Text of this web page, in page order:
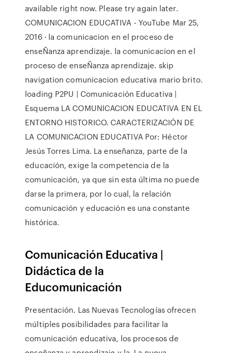
available right now. Please try again later.
COMUNICACION EDUCATIVA - YouTube Mar 25,
2016 · la comunicacion en el proceso de
enseÑanza aprendizaje. la comunicacion en el
proceso de enseÑanza aprendizaje. skip
navigation comunicacion educativa mario brito.
loading P2PU | Comunicación Educativa |
Esquema LA COMUNICACION EDUCATIVA EN EL
ENTORNO HISTORICO. CARACTERIZACIÓN DE
LA COMUNICACION EDUCATIVA Por: Héctor
Jesús Torres Lima. La enseñanza, parte de la
educación, exige la competencia de la
comunicación, ya que sin esta última no puede
darse la primera, por lo cual, la relación
comunicación y educación es una constante
histórica.
Comunicación Educativa |
Didáctica de la
Educomunicación
Presentación. Las Nuevas Tecnologías ofrecen
múltiples posibilidades para facilitar la
comunicación educativa, los procesos de